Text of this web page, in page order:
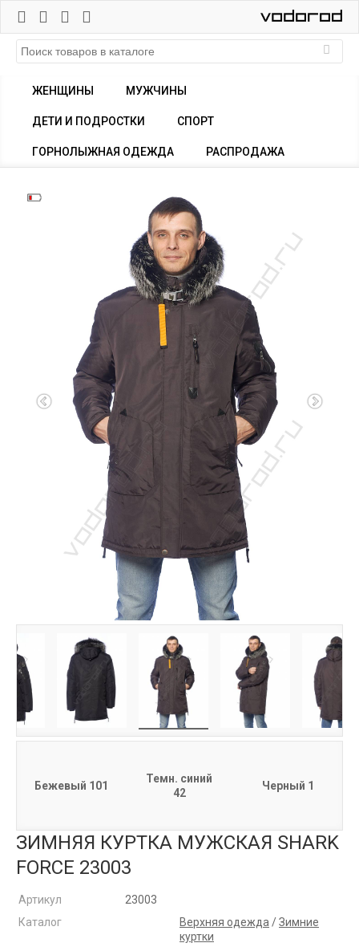
ЖЕНЩИНЫ МУЖЧИНЫ
ДЕТИ И ПОДРОСТКИ СПОРТ
ГОРНОЛЫЖНАЯ ОДЕЖДА РАСПРОДАЖА
Бежевый 101
Темн. синий
42
Черный 1
ЗИМНЯЯ КУРТКА МУЖСКАЯ SHARK
FORCE 23003
Артикул
23003
Каталог
Верхняя одежда /Зимние
куртки